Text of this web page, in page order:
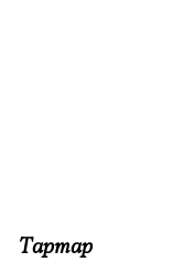
Тартар